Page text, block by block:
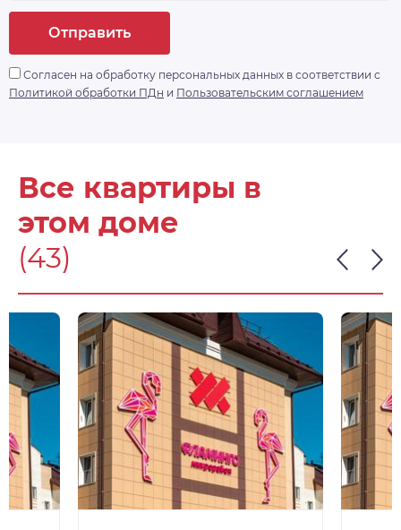
Отправить
Согласен на обработку персональных данных в соответствии с
Политикой обработки ПДн и Пользовательским соглашением
Все квартиры в
этом доме
(43)